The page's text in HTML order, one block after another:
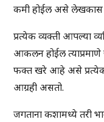
कमी होईल असे लेखकास
प्रत्येक व्यक्ती आपल्या
आकलन होईल
फक्त खरे आहे असे प्रत्येक
आग्रही असतो.
जगताना कशामध्ये तरी